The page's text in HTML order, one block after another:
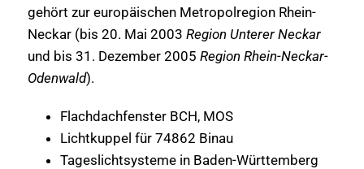
gehört zur europäischen Metropolregion Rhein-
Neckar (bis 20. Mai 2003 Region Unterer Neckar
und bis 31. Dezember 2005 Region Rhein-Neckar-
Odenwald).
Flachdachfenster BCH, MOS
Lichtkuppel für 74862 Binau
Tageslichtsysteme in Baden-Württemberg